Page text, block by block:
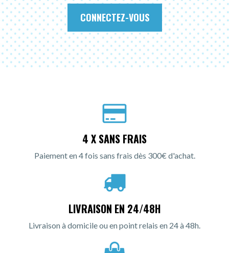
CONNECTEZ-VOUS
4 X SANS FRAIS
Paiement en 4 fois sans frais dès 300€ d'achat.
LIVRAISON EN 24/48H
Livraison à domicile ou en point relais en 24 à 48h.